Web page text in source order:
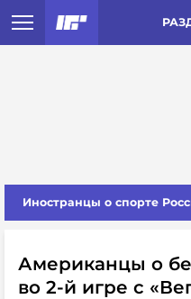
Иностранцы о спорте
Американцы о
во 2-й игре с